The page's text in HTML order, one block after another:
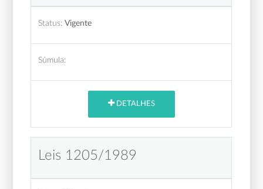
Status: Vigente
Súmula:
DETALHES
Leis 1205/1989